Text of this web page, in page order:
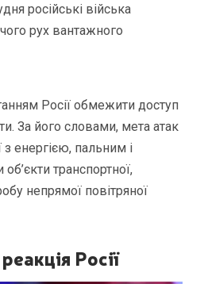
російські війська
рух вантажного
Росії обмежити доступ
За його словами, мета атак
енергією, пальним і
транспортної,
непрямої повітряної
Росії